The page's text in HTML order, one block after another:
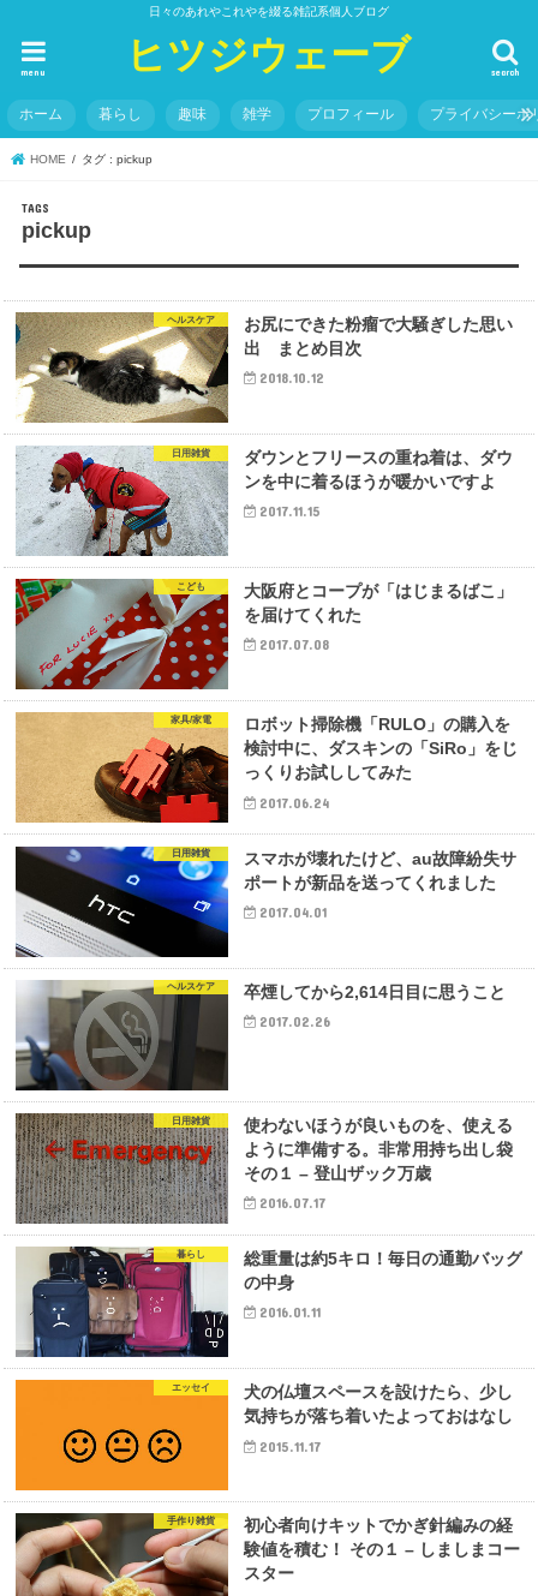
日々のあれやこれやを綴る雑記系個人ブログ
ヒツジウェーブ search
menu
ホーム 暮らし 趣味 雑学 プロフィール プライバシーポ
HOME タグ : pickup
pickup
ヘルスケア
お尻にできた粉瘤で大騒ぎした思い
出 まとめ目次
2018.10.12
日用雑貨
ダウンとフリースの重ね着は、ダウ
ンを中に着るほうが暖かいですよ
2017.11.15
こども
大阪府とコープが「はじまるばこ」
を届けてくれた
2017.07.08
家具/家電
ロボット掃除機「RULO」の購入を
検討中に、ダスキンの「SiRo」をじ
っくりお試ししてみた
2017.06.24
日用雑貨
スマホが壊れたけど、au故障紛失サ
ポートが新品を送ってくれました
2017.04.01
ヘルスケア 卒煙してから2,614日目に思うこと
2017.02.26
日用雑貨
使わないほうが良いものを、使える
ように準備する。非常用持ち出し袋
その１ – 登山ザック万歳
2016.07.17
暮らし
総重量は約5キロ！毎日の通勤バッグ
の中身
2016.01.11
エッセイ
犬の仏壇スペースを設けたら、少し
気持ちが落ち着いたよっておはなし
2015.11.17
手作り雑貨
初心者向けキットでかぎ針編みの経
験値を積む！ その１ – しましまコー
スター